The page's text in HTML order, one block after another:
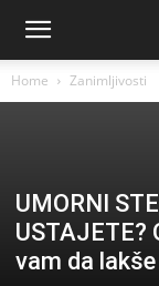
Home Zanimljivosti
UMORNI
USTAJETE?
vam da